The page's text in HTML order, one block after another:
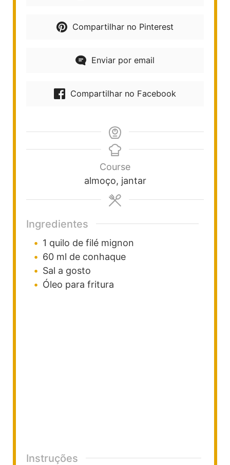
Compartilhar no Pinterest
Enviar por email
Compartilhar no Facebook
Course
almoço, jantar
Ingredientes
1 quilo de filé mignon
60 ml de conhaque
Sal a gosto
Óleo para fritura
Instruções